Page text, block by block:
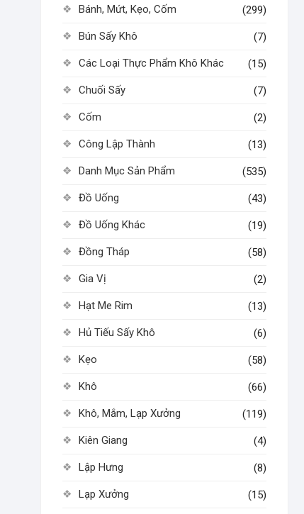
Bánh, Mứt, Kẹo, Cốm (299)
Bún Sấy Khô (7)
Các Loại Thực Phẩm Khô Khác (15)
Chuối Sấy (7)
Cốm (2)
Công Lập Thành (13)
Danh Mục Sản Phẩm (535)
Đồ Uống (43)
Đồ Uống Khác (19)
Đồng Tháp (58)
Gia Vị (2)
Hạt Me Rim (13)
Hủ Tiếu Sấy Khô (6)
Kẹo (58)
Khô (66)
Khô, Mắm, Lạp Xưởng (119)
Kiên Giang (4)
Lập Hưng (8)
Lạp Xưởng (15)